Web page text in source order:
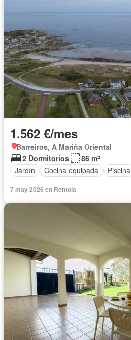
1.562 €/mes
Barreiros, A Mariña Oriental
2 Dormitorios
86 m²
Jardín
Cocina equipada Piscina
7 may 2026 en Rentola